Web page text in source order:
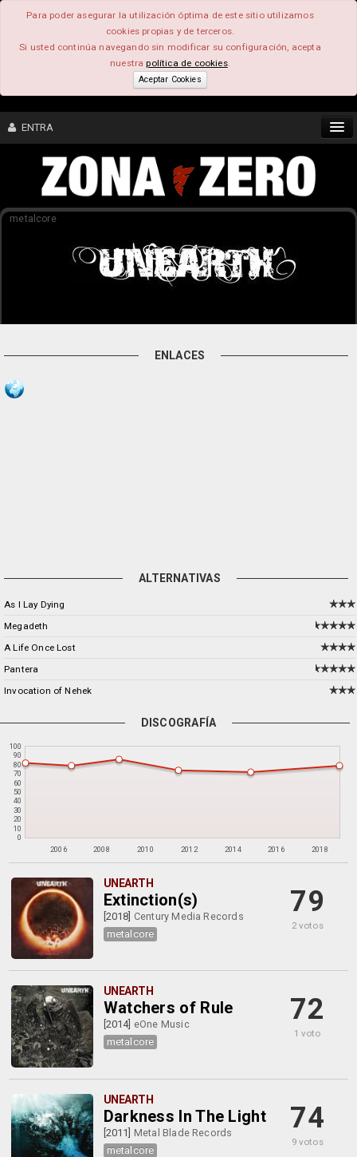
Para poder asegurar la utilización óptima de este sitio utilizamos
cookies propias y de terceros.
Si usted continúa navegando sin modificar su configuración, acepta
nuestrapolítica de cookies.
Aceptar Cookies
ENTRA
CONTENIDO
FEEEDBACK
metalcore
ENLACES
ALTERNATIVAS
As I Lay Dying
Megadeth
A Life Once Lost
Pantera
Invocation of Nehek
DISCOGRAFÍA
2006 2008 2010 2012 2014 2016 2018
0
10
20
30
40
50
60
70
80
90
100
UNEARTH
Extinction(s)
[2018] Century Media Records
metalcore
79
2 votos
UNEARTH
Watchers of Rule
[2014] eOne Music
metalcore
72
1 voto
UNEARTH
Darkness In The Light
[2011] Metal Blade Records
metalcore
74
9 votos